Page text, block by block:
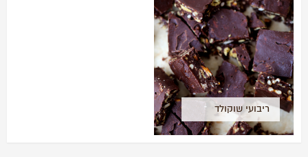
ריבועי שוקולד
הפתעה